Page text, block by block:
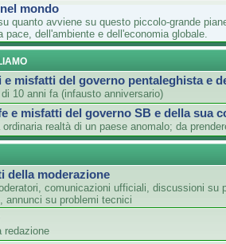
mondo
quanto avviene su questo piccolo-grande
pace, dell'ambiente e dell'economia globale.
e misfatti del governo pentaleghista e
10 anni fa (infausto anniversario)
e misfatti del governo SB e della sua
realtà di un paese anomalo; da
della moderazione
comunicazioni ufficiali, discussioni su
annunci su problemi tecnici
redazione